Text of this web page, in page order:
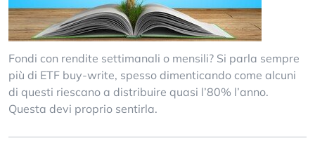
Fondi con rendite settimanali o mensili? Si parla sempre
più di ETF buy-write, spesso dimenticando come alcuni
di questi riescano a distribuire quasi l’80% l’anno.
Questa devi proprio sentirla.